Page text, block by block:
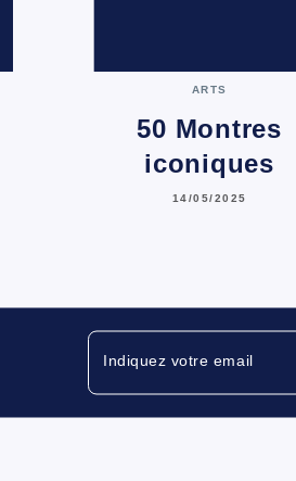
ARTS
50 Montres
iconiques
14/05/2025
Indiquez votre email